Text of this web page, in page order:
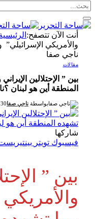
أنت الآن تتصفح:الرئيسية
والأمريكي الإسرائيلي”
ناجي صفا
مقالات
بين ” الإحتلالين
المنطقة أين هو لبنان
بواسطة ناجي صفا30 نوفمبر,2024
شاركها
فيسبوك تويتر بينتيريست
بين ”